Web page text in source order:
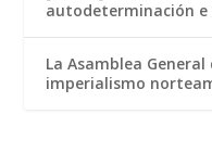
autodeterminación e
La Asamblea
imperialismo